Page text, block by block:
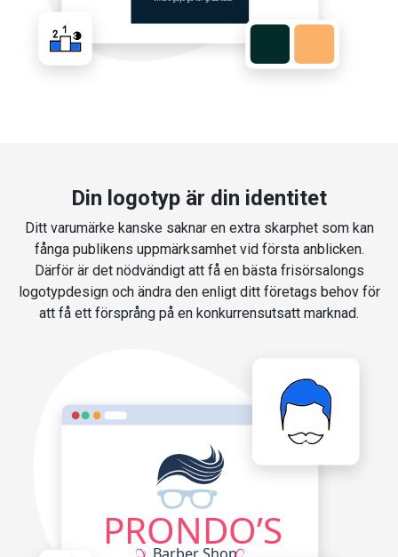
Din logotyp är din identitet
Ditt varumärke kanske saknar en extra skarphet som kan
fånga publikens uppmärksamhet vid första anblicken.
Därför är det nödvändigt att få en bästa frisörsalongs
logotypdesign och ändra den enligt ditt företags behov för
att få ett försprång på en konkurrensutsatt marknad.